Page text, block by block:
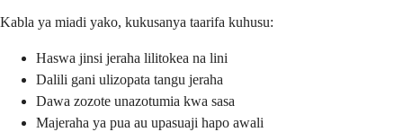
Kabla ya miadi yako, kukusanya taarifa kuhusu:
Haswa jinsi jeraha lilitokea na lini
Dalili gani ulizopata tangu jeraha
Dawa zozote unazotumia kwa sasa
Majeraha ya pua au upasuaji hapo awali